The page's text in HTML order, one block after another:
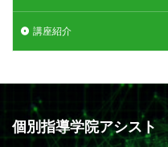
講座紹介
個別指導学院アシスト